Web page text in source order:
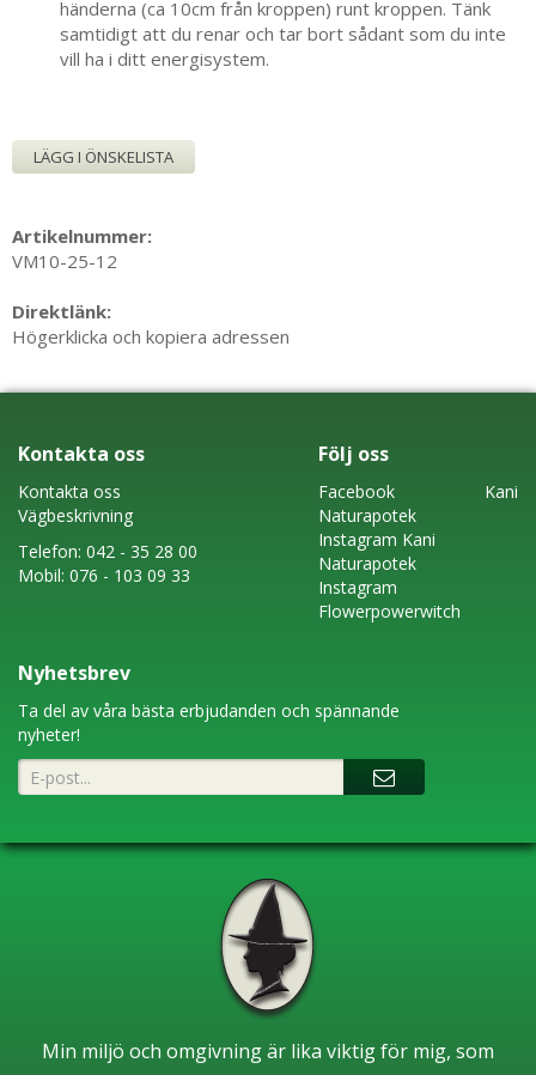
händerna (ca 10cm från kroppen) runt kroppen. Tänk
samtidigt att du renar och tar bort sådant som du inte
vill ha i ditt energisystem.
LÄGG I ÖNSKELISTA
Artikelnummer:
VM10-25-12
Direktlänk:
Högerklicka och kopiera adressen
Kontakta oss
Kontakta oss
Vägbeskrivning
Telefon: 042 - 35 28 00
Mobil: 076 - 103 09 33
Följ oss
FacebookKani
Naturapotek
Instagram Kani
Naturapotek
Instagram
Flowerpowerwitch
Nyhetsbrev
Ta del av våra bästa erbjudanden och spännande
nyheter!
Min miljö och omgivning är lika viktig för mig, som